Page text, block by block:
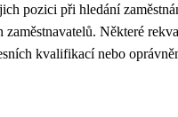
pozici při hledání
Některé
kvalifikací nebo